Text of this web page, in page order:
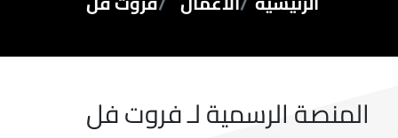
المنصة الرسمية لـ فروت فل